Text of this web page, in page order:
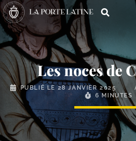
Les noces de
PUBLIÉ LE 28 JANVIER 2025
6 MINUTES